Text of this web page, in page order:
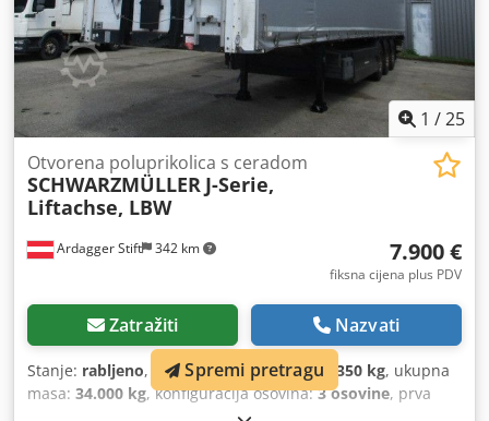
1 /25
Ardagger Stift 342 km
Otvorena poluprikolica s ceradom
SCHWARZMÜLLER J-Serie,
Liftachse, LBW
7.900 €
fiksna cijena plus PDV
Zatražiti Nazvati
Stanje: rabljeno, maksimalna nosivost:27.350 kg, ukupna
masa: 34.000 kg, konfiguracija osovina:3 osovine, prva
, Oprema:
Spremi pretragu